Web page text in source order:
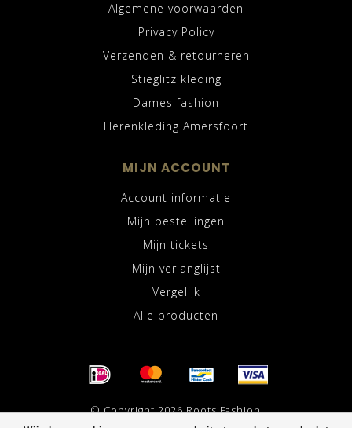
Algemene voorwaarden
Privacy Policy
Verzenden & retourneren
Stieglitz kleding
Dames fashion
Herenkleding Amersfoort
MIJN ACCOUNT
Account informatie
Mijn bestellingen
Mijn tickets
Mijn verlanglijst
Vergelijk
Alle producten
© Copyright 2026 Roots Fashion